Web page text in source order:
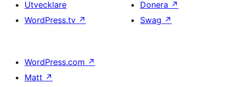
Utvecklare
WordPress.tv ↗
Donera ↗
Swag ↗
WordPress.com ↗
Matt ↗